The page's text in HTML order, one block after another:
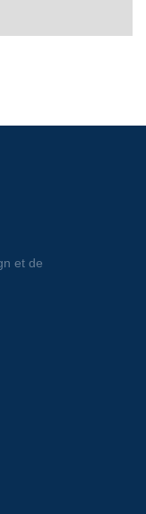
et de